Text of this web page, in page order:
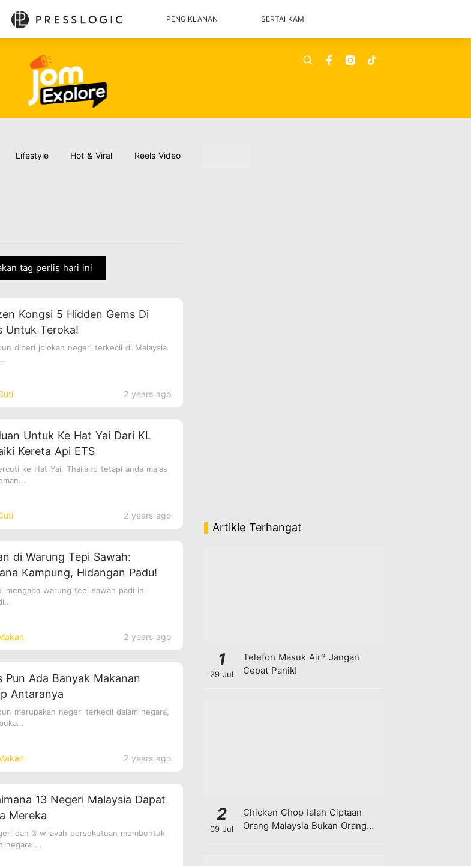
PENGIKLANAN SERTAI KAMI
Lifestyle Hot & Viral Reels Video
tag perlis hari ini
2 years ago
Kongsi 5 Hidden Gems Di
Untuk Teroka!
diberi jolokan negeri terkecil di Malaysia.
2 years ago
Untuk Ke Hat Yai Dari KL
Kereta Api ETS
ke Hat Yai, Thailand tetapi anda malas
2 years ago
di Warung Tepi Sawah:
Kampung, Hidangan Padu!
mengapa warung tepi sawah padi ini
2 years ago
Pun Ada Banyak Makanan
Antaranya
merupakan negeri terkecil dalam negara,
13 Negeri Malaysia Dapat
Mereka
dan 3 wilayah persekutuan membentuk
negara ...
Artikle Terhangat
1
29 Jul
Telefon Masuk Air? Jangan
Cepat Panik!
2
09 Jul
Chicken Chop Ialah Ciptaan
Orang Malaysia Bukan Orang